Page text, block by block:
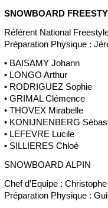
SNOWBOARD
Référent National
Préparation Physique :
• BAISAMY Johann
• LONGO Arthur
• RODRIGUEZ Sophie
• GRIMAL Clémence
• THOVEX Mirabelle
• KONIJNENBERG
• LEFEVRE Lucile
• SILLIERES Chloé
SNOWBOARD ALPIN
Chef d’Equipe :
Préparation Physique :